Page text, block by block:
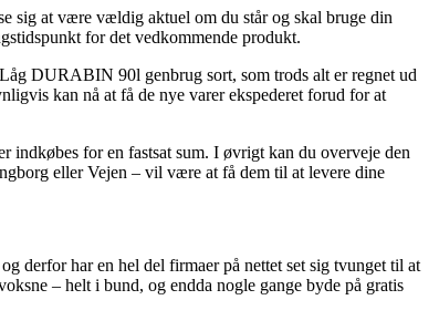
sig at være vældig aktuel om du står og skal bruge din
for det vedkommende produkt.
DURABIN 90l genbrug sort, som trods alt er regnet ud
kan nå at få de nye varer ekspederet forud for at
indkøbes for en fastsat sum. I øvrigt kan du overveje den
eller Vejen – vil være at få dem til at levere dine
derfor har en hel del firmaer på nettet set sig tvunget til at
– helt i bund, og endda nogle gange byde på gratis